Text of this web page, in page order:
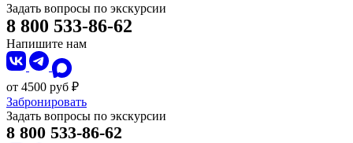
Задать вопросы по экскурсии
8 800 533-86-62
Напишите нам
от 4500 руб ₽
Забронировать
Задать вопросы по экскурсии
8 800 533-86-62